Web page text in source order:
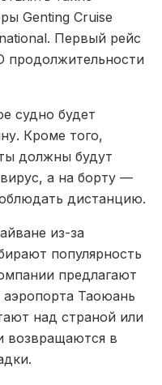
Genting Cruise
Первый рейс
продолжительности
судно будет
Кроме того,
должны будут
а на борту —
дистанцию.
из-за
популярность
предлагают
Таоюань
над страной или
возвращаются в